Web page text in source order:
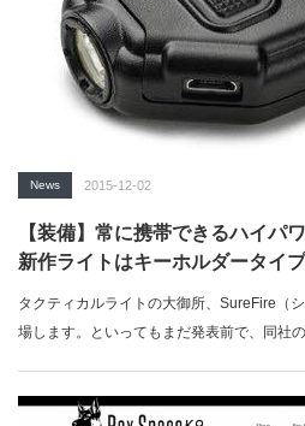
News 2015-12-02
【装備】常に携帯できるハイパ
新作ライトはキーホルダータイ
タクティカルライトの大御所、SureFire（
場します。といってもまだ発表前で、同社